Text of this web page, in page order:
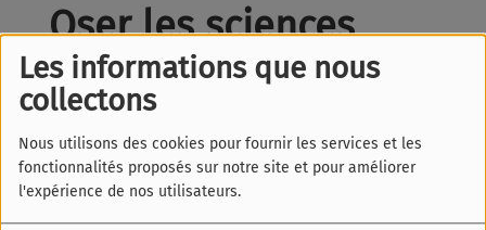
Les informations que nous
collectons
Nous utilisons des cookies pour fournir les services et les
fonctionnalités proposés sur notre site et pour améliorer
l'expérience de nos utilisateurs.
Oser les sciences